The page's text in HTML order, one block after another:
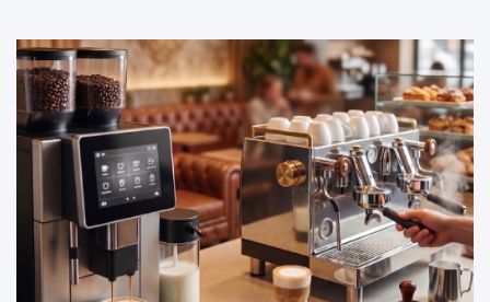
n
o
p
o
l